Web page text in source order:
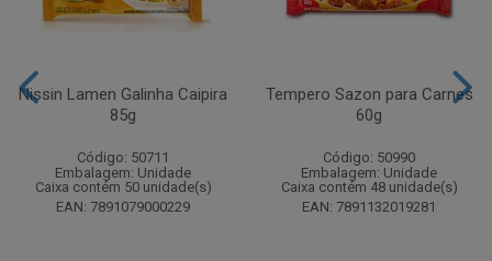
Nissin Lamen Galinha Caipira
85g
Código: 50711
Embalagem: Unidade
Caixa contém 50 unidade(s)
EAN: 7891079000229
Tempero Sazon para Carnes
60g
Código: 50990
Embalagem: Unidade
Caixa contém 48 unidade(s)
EAN: 7891132019281